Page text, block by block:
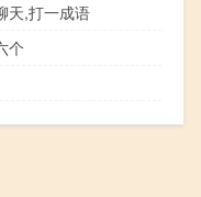
天,打一成语
个